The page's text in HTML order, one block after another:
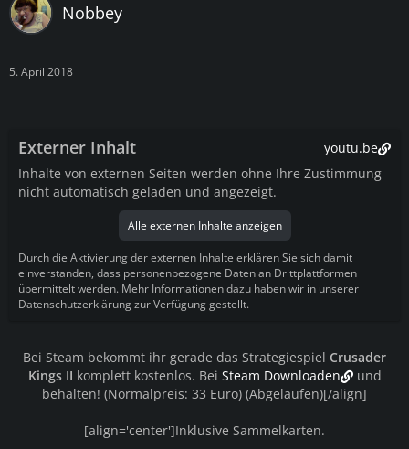
Nobbey
5. April 2018
Externer Inhalt
youtu.be
Inhalte von externen Seiten werden ohne Ihre Zustimmung
nicht automatisch geladen und angezeigt.
Alle externen Inhalte anzeigen
Durch die Aktivierung der externen Inhalte erklären Sie sich damit
einverstanden, dass personenbezogene Daten an Drittplattformen
übermittelt werden. Mehr Informationen dazu haben wir in unserer
Datenschutzerklärung zur Verfügung gestellt.
Bei Steam bekommt ihr gerade das Strategiespiel Crusader
Kings II komplett kostenlos. Bei Steam Downloaden
und
behalten! (Normalpreis: 33 Euro) (Abgelaufen)[/align]
[align='center']Inklusive Sammelkarten.